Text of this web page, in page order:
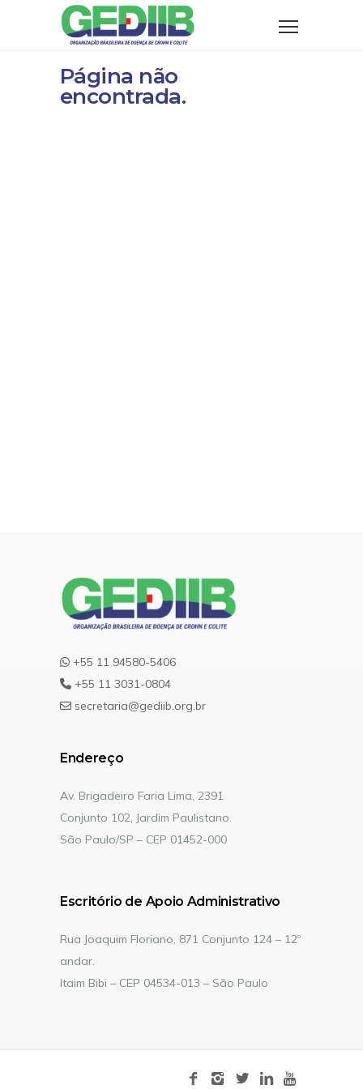
Página não
encontrada.
+55 11 94580-5406
+55 11 3031-0804
secretaria@gediib.org.br
Endereço
Av. Brigadeiro Faria Lima, 2391
Conjunto 102, Jardim Paulistano.
São Paulo/SP – CEP 01452-000
Escritório de Apoio Administrativo
Rua Joaquim Floriano, 871 Conjunto 124 – 12º
andar.
Itaim Bibi – CEP 04534-013 – São Paulo